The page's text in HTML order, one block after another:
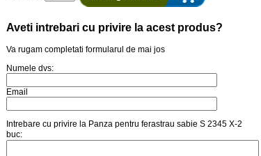
Aveti intrebari cu privire la acest produs?
Va rugam completati formularul de mai jos
Numele dvs:
Email
Intrebare cu privire la Panza pentru ferastrau sabie S 2345 X-2
buc: